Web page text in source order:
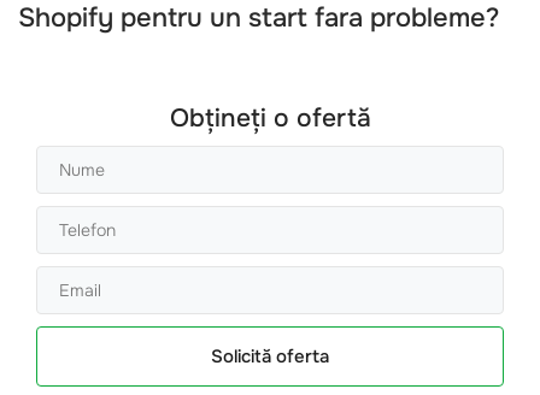
Shopify pentru un start fara probleme?
Obțineți o ofertă
Solicită oferta